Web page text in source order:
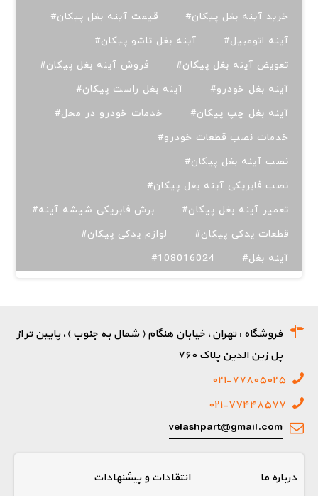
#خرید آینه بغل پیکان
#قیمت آینه بغل پیکان
#آینه اتومبیل
#آینه بغل تاشو پیکان
#تعویض آینه بغل پیکان
#فروش آینه بغل پیکان
#آینه بغل خودرو
#آینه بغل راست پیکان
#آینه بغل چپ پیکان
#خدمات خودرو در محل
#خدمات نصب قطعات خودرو
#نصب آینه بغل پیکان
#نصب فابریکی آینه بغل پیکان
#تعمیر آینه بغل پیکان
#برش فابریکی شیشه آینه
#قطعات یدکی پیکان
#لوازم یدکی پیکان
#آینه بغل
#108016024
فروشگاه : تهران، خیابان هنگام ( شمال به جنوب )، پایین تر از
پل زین الدین پلاک ۷۶۰
۰۲۱-۷۷۸۰۵۰۲۵
۰۲۱-۷۷۴۴۸۵۷۷
velashpart@gmail.com
درباره ما
انتقادات و پیشنهادات